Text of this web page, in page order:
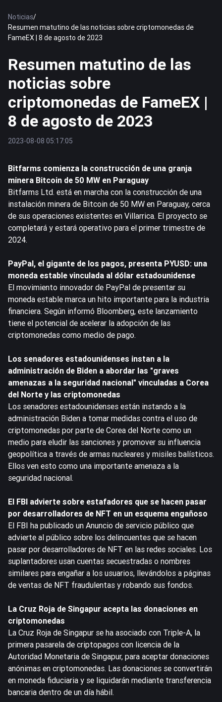
Noticias/
Resumen matutino de las noticias sobre criptomonedas de
FameEX | 8 de agosto de 2023
Resumen matutino de las
noticias sobre
criptomonedas de FameEX |
8 de agosto de 2023
2023-08-08 05:17:05
Bitfarms comienza la construcción de una granja
minera Bitcoin de 50 MW en Paraguay
Bitfarms Ltd. está en marcha con la construcción de una
instalación minera de Bitcoin de 50 MW en Paraguay, cerca
de sus operaciones existentes en Villarrica. El proyecto se
completará y estará operativo para el primer trimestre de
2024.
PayPal, el gigante de los pagos, presenta PYUSD: una
moneda estable vinculada al dólar estadounidense
El movimiento innovador de PayPal de presentar su
moneda estable marca un hito importante para la industria
financiera. Según informó Bloomberg, este lanzamiento
tiene el potencial de acelerar la adopción de las
criptomonedas como medio de pago.
Los senadores estadounidenses instan a la
administración de Biden a abordar las "graves
amenazas a la seguridad nacional" vinculadas a Corea
del Norte y las criptomonedas
Los senadores estadounidenses están instando a la
administración Biden a tomar medidas contra el uso de
criptomonedas por parte de Corea del Norte como un
medio para eludir las sanciones y promover su influencia
geopolítica a través de armas nucleares y misiles balísticos.
Ellos ven esto como una importante amenaza a la
seguridad nacional.
El FBI advierte sobre estafadores que se hacen pasar
por desarrolladores de NFT en un esquema engañoso
El FBI ha publicado un Anuncio de servicio público que
advierte al público sobre los delincuentes que se hacen
pasar por desarrolladores de NFT en las redes sociales. Los
suplantadores usan cuentas secuestradas o nombres
similares para engañar a los usuarios, llevándolos a páginas
de ventas de NFT fraudulentas y robando sus fondos.
La Cruz Roja de Singapur acepta las donaciones en
criptomonedas
La Cruz Roja de Singapur se ha asociado con Triple-A, la
primera pasarela de criptopagos con licencia de la
Autoridad Monetaria de Singapur, para aceptar donaciones
anónimas en criptomonedas. Las donaciones se convertirán
en moneda fiduciaria y se liquidarán mediante transferencia
bancaria dentro de un día hábil.